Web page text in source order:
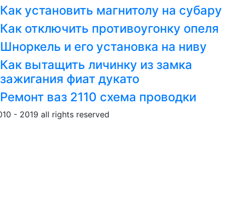
Как установить магнитолу на субару
Как отключить противоугонку опеля
Шноркель и его установка на ниву
Как вытащить личинку из замка
зажигания фиат дукато
Ремонт ваз 2110 схема проводки
- 2019 all rights reserved